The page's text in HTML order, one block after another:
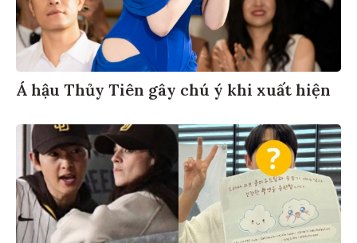
Á hậu Thủy Tiên gây chú ý khi xuất hiện